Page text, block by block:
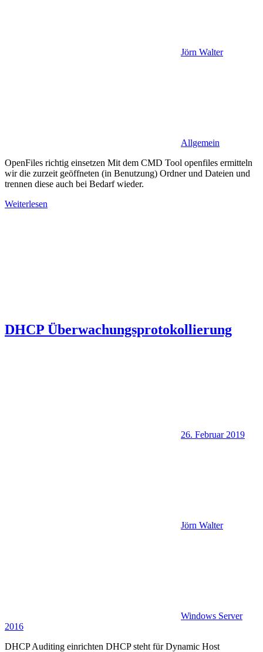
Jörn Walter
Allgemein
OpenFiles richtig einsetzen Mit dem CMD Tool openfiles ermitteln
wir die zurzeit geöffneten (in Benutzung) Ordner und Dateien und
trennen diese auch bei Bedarf wieder.
Weiterlesen
DHCP Überwachungsprotokollierung
26. Februar 2019
Jörn Walter
Windows Server
2016
DHCP Auditing einrichten DHCP steht für Dynamic Host